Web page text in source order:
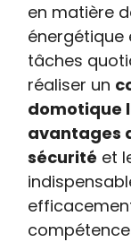
en matière
énergétique
tâches
réaliser un
domotique
avantages
sécurité et